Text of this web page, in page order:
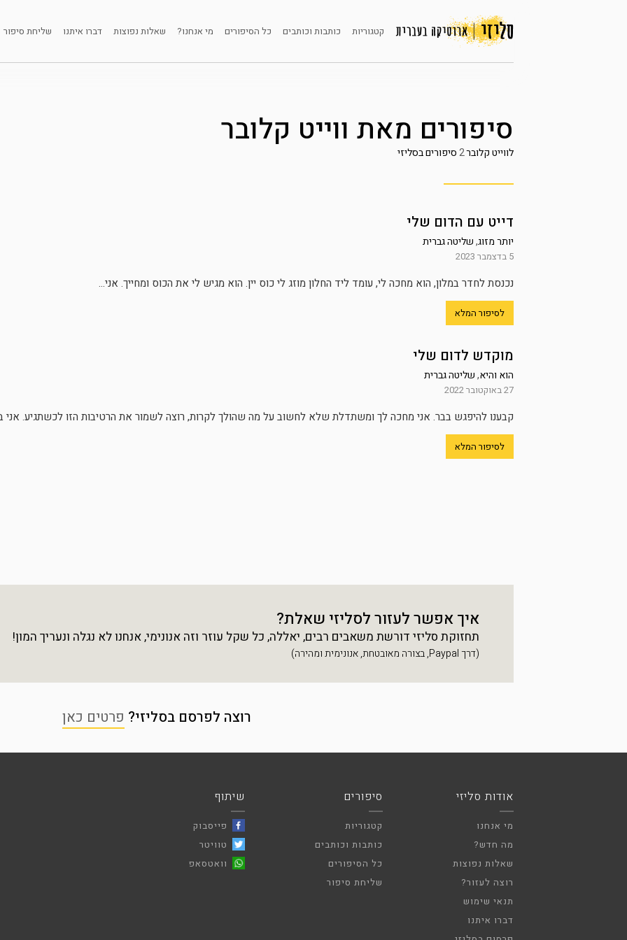
קטגוריות כותבות וכותבים כל הסיפורים מי אנחנו? שאלות נפוצות דברו איתנו שליחת סיפור
סיפורים מאת ווייט קלובר
לווייט קלובר2סיפורים בסליזי
דייט עם הדום שלי
יותר מזוג,שליטה גברית
5 בדצמבר 2023
נכנסת לחדר במלון, הוא מחכה לי, עומד ליד החלון מוזג לי כוס יין. הוא מגיש לי את הכוס ומחייך. אני...
לסיפור המלא
מוקדש לדום שלי
הוא והיא,שליטה גברית
27 באוקטובר 2022
קבענו להיפגש בבר. אני מחכה לך ומשתדלת שלא לחשוב על מה שהולך לקרות, רוצה לשמור את הרטיבות הזו לכשתגיע. אני
לסיפור המלא
איך אפשר לעזור לסליזי שאלת?
תחזוקת סליזי דורשת משאבים רבים, יאללה, כל שקל עוזר וזה אנונימי, אנחנו לא נגלה ונעריך המון!
(דרך Paypal, בצורה מאובטחת, אנונימית ומהירה)
רוצה לפרסם בסליזי? פרטים כאן
אודות סליזי
מי אנחנו
מה חדש?
שאלות נפוצות
רוצה לעזור?
תנאי שימוש
דברו איתנו
סיפורים
קטגוריות
כותבות וכותבים
כל הסיפורים
שליחת סיפור
שיתוף
פייסבוק
טוויטר
וואטסאפ